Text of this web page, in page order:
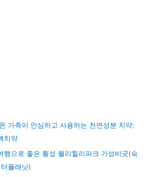
가족이 안심하고 사용하는 천연성분 치약:
치약
행으로 좋은 횡성 웰리힐리파크 가성비굿(숙
플래닛)